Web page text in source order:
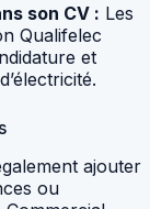
son CV : Les
Qualifelec
et
ajouter
ou